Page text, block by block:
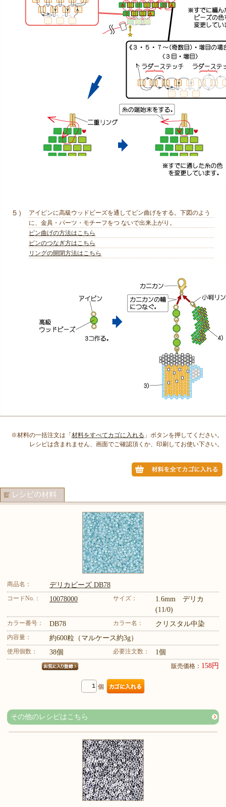
５）
アイピンに高級ウッドビーズを通してピン曲げをする。下図のよう
に、金具・パーツ・モチーフをつ ないで出来上がり。
ピン曲げの方法はこちら
ピンのつなぎ方はこちら
リングの開閉方法はこちら
※材料の一括注文は「材料をすべてカゴに入れる 」ボタンを押してください。
レシピは含まれません、画面でご確認頂くか、印刷してお使い下さい。
商品名： デリカビーズ DB78
コードNo.： 10078000 サイズ：
1.6mm デリカ
(11/0)
カラー番号： DB78 カラー名： クリスタル中染
内容量： 約600粒（マルケース約3g）
使用個数： 38個 必要注文数： 1個
販売価格： 158円
個
その他のレシピはこちら